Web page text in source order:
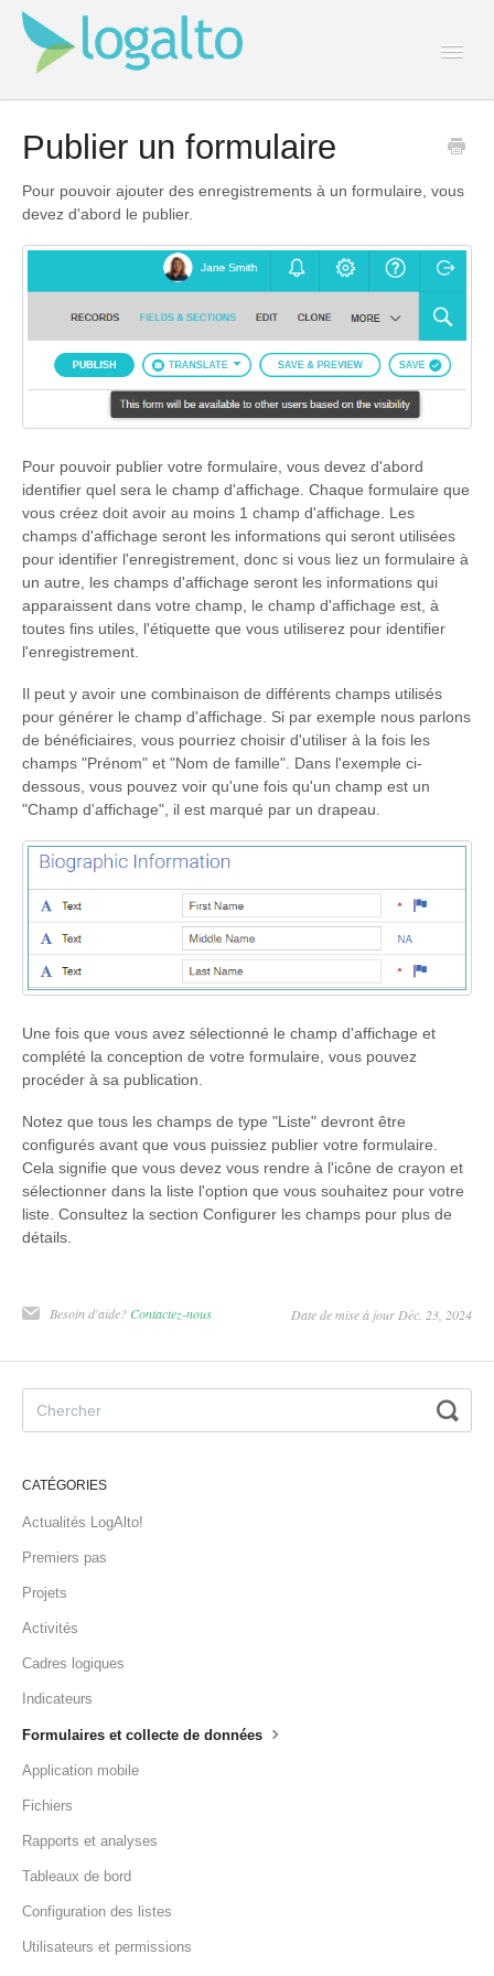
Contact
Publier un formulaire
Pour pouvoir ajouter des enregistrements à un formulaire, vous
devez d'abord le publier.
Pour pouvoir publier votre formulaire, vous devez d'abord
identifier quel sera le champ d'affichage. Chaque formulaire que
vous créez doit avoir au moins 1 champ d'affichage. Les
champs d'affichage seront les informations qui seront utilisées
pour identifier l'enregistrement, donc si vous liez un formulaire à
un autre, les champs d'affichage seront les informations qui
apparaissent dans votre champ, le champ d'affichage est, à
toutes fins utiles, l'étiquette que vous utiliserez pour identifier
l'enregistrement.
Il peut y avoir une combinaison de différents champs utilisés
pour générer le champ d'affichage. Si par exemple nous parlons
de bénéficiaires, vous pourriez choisir d'utiliser à la fois les
champs "Prénom" et "Nom de famille". Dans l'exemple ci-
dessous, vous pouvez voir qu'une fois qu'un champ est un
"Champ d'affichage", il est marqué par un drapeau.
Une fois que vous avez sélectionné le champ d'affichage et
complété la conception de votre formulaire, vous pouvez
procéder à sa publication.
Notez que tous les champs de type "Liste" devront être
configurés avant que vous puissiez publier votre formulaire.
Cela signifie que vous devez vous rendre à l'icône de crayon et
sélectionner dans la liste l'option que vous souhaitez pour votre
liste. Consultez la section Configurer les champs pour plus de
détails.
Besoin d'aide? Contactez-nous Date de mise à jour Déc. 23, 2024
CATÉGORIES
Actualités LogAlto!
Premiers pas
Projets
Activités
Cadres logiques
Indicateurs
Formulaires et collecte de données
Application mobile
Fichiers
Rapports et analyses
Tableaux de bord
Configuration des listes
Utilisateurs et permissions